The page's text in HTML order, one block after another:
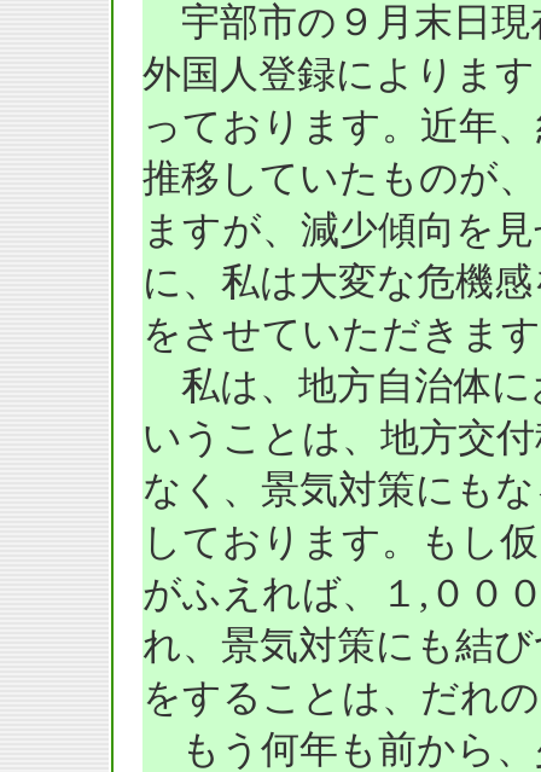
宇部市の９月末日現
外国人登録によりま
っております。近年
推移していたものが
ますが、減少傾向を
に、私は大変な危機
をさせていただきま
私は、地方自治体に
いうことは、地方交
なく、景気対策にも
しております。もし
がふえれば、１,００
れ、景気対策にも結
をすることは、だれ
もう何年も前から、